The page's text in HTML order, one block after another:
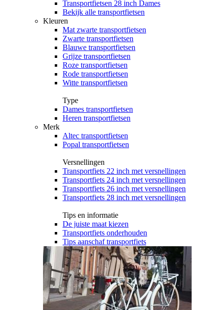
Transportfietsen 28 inch Dames
Bekijk alle transportfietsen
Kleuren
Mat zwarte transportfietsen
Zwarte transportfietsen
Blauwe transportfietsen
Grijze transportfietsen
Roze transportfietsen
Rode transportfietsen
Witte transportfietsen
Type
Dames transportfietsen
Heren transportfietsen
Merk
Altec transportfietsen
Popal transportfietsen
Versnellingen
Transportfiets 22 inch met versnellingen
Transportfiets 24 inch met versnellingen
Transportfiets 26 inch met versnellingen
Transportfiets 28 inch met versnellingen
Tips en informatie
De juiste maat kiezen
Transportfiets onderhouden
Tips aanschaf transportfiets